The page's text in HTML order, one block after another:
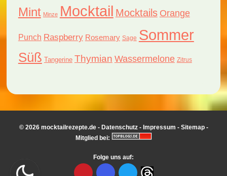
Mint Minze Mocktail Mocktails Orange
Punch Raspberry Rosemary Sage Sommer
Süß Tangerine Thymian Wassermelone Zitrus
© 2026 mocktailrezepte.de - Datenschutz- Impressum - Sitemap-
Mitglied bei:
Folge uns auf: